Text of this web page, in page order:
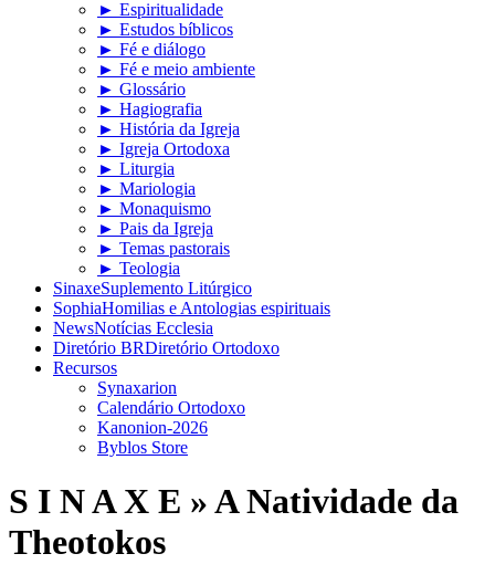
► Espiritualidade
► Estudos bíblicos
► Fé e diálogo
► Fé e meio ambiente
► Glossário
► Hagiografia
► História da Igreja
► Igreja Ortodoxa
► Liturgia
► Mariologia
► Monaquismo
► Pais da Igreja
► Temas pastorais
► Teologia
SinaxeSuplemento Litúrgico
SophiaHomilias e Antologias espirituais
NewsNotícias Ecclesia
Diretório BRDiretório Ortodoxo
Recursos
Synaxarion
Calendário Ortodoxo
Kanonion-2026
Byblos Store
S I N A X E »A Natividade da
Theotokos